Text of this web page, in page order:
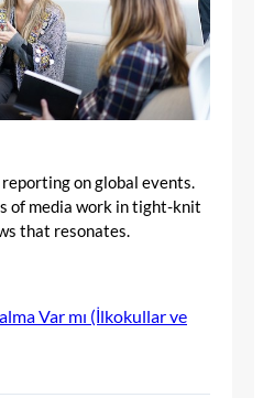
on global events.
of media work in tight-knit
that resonates.
Var mı (İlkokullar ve